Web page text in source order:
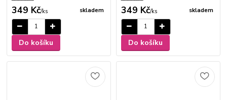
349 Kč/ks skladem
Do košíku
349 Kč/ks skladem
Do košíku